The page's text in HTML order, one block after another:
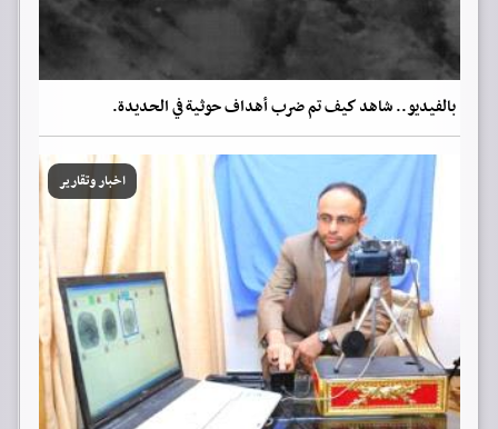
بالفيديو.. شاهد كيف تم ضرب أهداف حوثية في الحديدة.
اخبار وتقارير